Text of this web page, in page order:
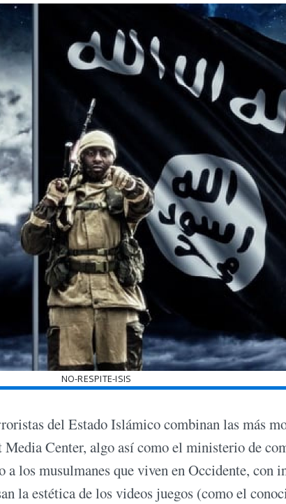
NO-RESPITE-ISIS
del Estado Islámico combinan las más
Center, algo así como el ministerio de
a los musulmanes que viven en Occidente, con
la estética de los videos juegos (como el